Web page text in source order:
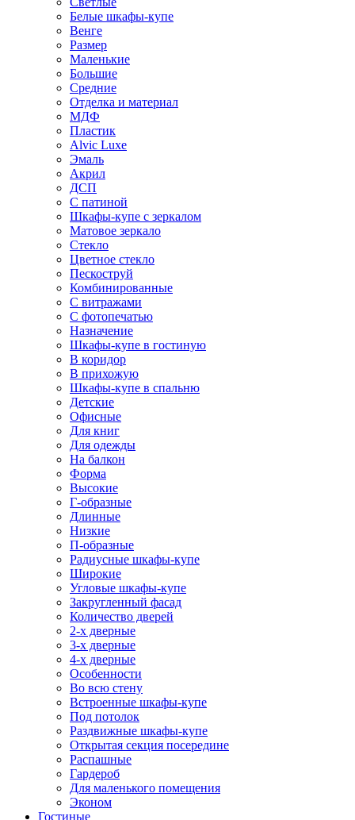
Белые шкафы-купе
Венге
Размер
Маленькие
Большие
Средние
Отделка и материал
МДФ
Пластик
Alvic Luxe
Эмаль
Акрил
ДСП
С патиной
Шкафы-купе с зеркалом
Матовое зеркало
Стекло
Цветное стекло
Пескоструй
Комбинированные
С витражами
С фотопечатью
Назначение
Шкафы-купе в гостиную
В коридор
В прихожую
Шкафы-купе в спальню
Детские
Офисные
Для книг
Для одежды
На балкон
Форма
Высокие
Г-образные
Длинные
Низкие
П-образные
Радиусные шкафы-купе
Широкие
Угловые шкафы-купе
Закругленный фасад
Количество дверей
2-х дверные
3-х дверные
4-х дверные
Особенности
Во всю стену
Встроенные шкафы-купе
Под потолок
Раздвижные шкафы-купе
Открытая секция посередине
Распашные
Гардероб
Для маленького помещения
Эконом
Гостиные